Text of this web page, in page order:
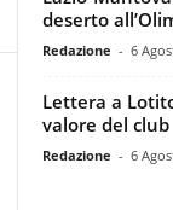
deserto
Redazione - 6
Lettera a
valore del club
Redazione - 6